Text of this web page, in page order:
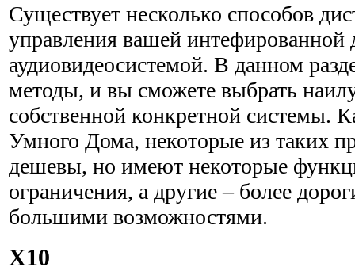
Существует несколько способов
управления вашей
аудиовидеосистемой. В данном
мето­ды, и вы сможете выбрать
собственной конкретной системы.
Умного Дома, некоторые из таких
деше­вы, но имеют некоторые
ограничения, а другие – более
большими возможностями.
Х10